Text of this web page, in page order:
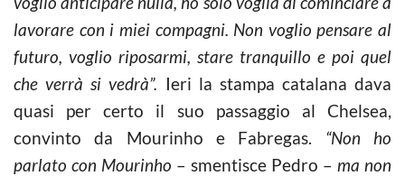
lavorare con i miei compagni. Non voglio pensare al
futuro, voglio riposarmi, stare tranquillo e poi quel
che verrà si vedrà”. Ieri la stampa catalana dava
quasi per certo il suo passaggio al Chelsea,
convinto da Mourinho e Fabregas. “Non ho
parlato con Mourinho – smentisce Pedro – ma non